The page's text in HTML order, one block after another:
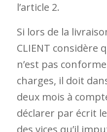
l’article 2.
Si lors de la
CLIENT considère
n’est pas
charges, il doit
deux mois à
déclarer par écrit
des vices qu’il